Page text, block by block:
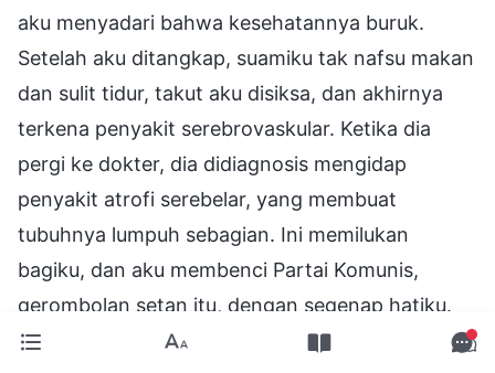
aku menyadari bahwa kesehatannya buruk.
Setelah aku ditangkap, suamiku tak nafsu makan
dan sulit tidur, takut aku disiksa, dan akhirnya
terkena penyakit serebrovaskular. Ketika dia
pergi ke dokter, dia didiagnosis mengidap
penyakit atrofi serebelar, yang membuat
tubuhnya lumpuh sebagian. Ini memilukan
bagiku, dan aku membenci Partai Komunis,
gerombolan setan itu, dengan segenap hatiku.
Jika bukan karena mereka menangkap dan